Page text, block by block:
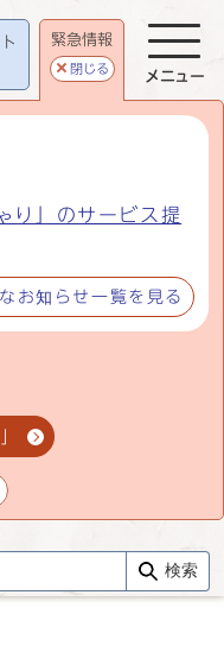
緊急情報
閉じる
り」のサービス提
お知らせ一覧を見る
メニュー
検索